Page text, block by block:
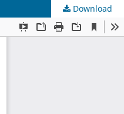
Download